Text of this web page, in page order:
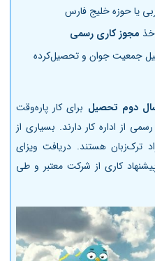
یا حوزه خلیج فارس
مجوز کاری رسمی
جمعیت جوان و تحصیل‌کرده
دوم تحصیل برای کار پاره‌وقت
از اداره کار دارند. بسیاری از
ترک‌زبان هستند. دریافت ویزای
کاری از شرکت معتبر و طی